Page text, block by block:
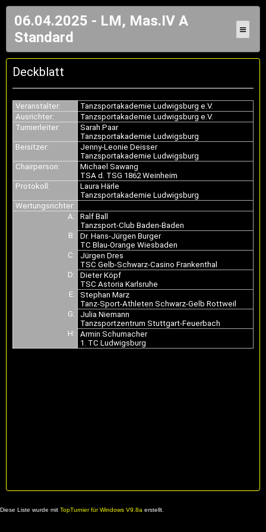
06.04.2025 - LM, Mas.IV A
Standard
≡
Deckblatt
Veranstalter:
Tanzsportakademie Ludwigsburg e.V.
Ausrichter:
Tanzsportakademie Ludwigsburg e.V.
Turnierleiter:
Sarah Paar
Tanzsportakademie Ludwigsburg
Beisitzer:
Jenny-Leonie Deisser
Tanzsportakademie Ludwigsburg
Chairperson:
Michael Sawang
TSA d. TSG 1862 Weinheim
Protokoll:
Laura Härle
Tanzsportakademie Ludwigsburg
Wertungsrichter:
A:
Ralf Ball
Tanzsport-Club Baden-Baden
B:
Dr. Hans-Jürgen Burger
TC Blau-Orange Wiesbaden
C:
Jürgen Dres
TSC Gelb-Schwarz-Casino Frankenthal
D:
Dieter Köpf
TSC Astoria Karlsruhe
E:
Stephan Marz
Tanz-Sport-Athleten Schwarz-Gelb Rottweil
G:
Julia Niemann
Tanzsportzentrum Stuttgart-Feuerbach
H:
Armin Schumacher
1. TC Ludwigsburg
Diese Liste wurde mit TopTurnier für Windows V9.8a erstellt.